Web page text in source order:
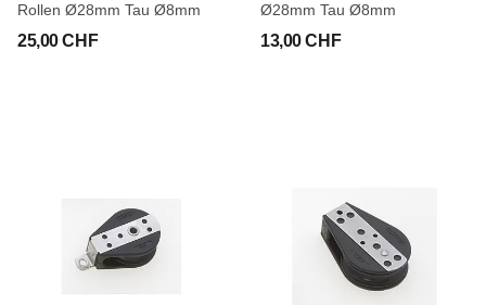
Rollen Ø28mm Tau Ø8mm
25,00 CHF
Ø28mm Tau Ø8mm
13,00 CHF